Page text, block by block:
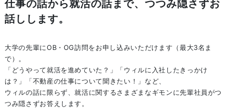
仕事の話から就活の話まで、つつみ隠さずお
話しします。
大学の先輩にOB・OG訪問をお申し込みいただけます（最大3名ま
で）。
「どうやって就活を進めていた？」「ウィルに入社したきっかけ
は？」「不動産の仕事について聞きたい！」など、
ウィルの話に限らず、就活に関するさまざまなギモンに先輩社員がつ
つみ隠さずお答えします。